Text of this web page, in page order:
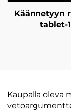
Käännetyyn
tablet-1
Kaupalla oleva